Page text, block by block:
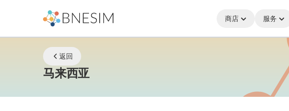
商店 服务
返回
马来西亚eSIM | 无论您身在何处，始终保持连接